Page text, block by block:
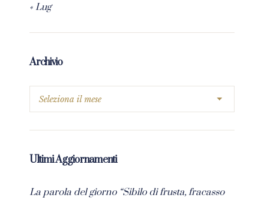
« Lug
Archivio
Ultimi Aggiornamenti
La parola del giorno “Sibilo di frusta, fracasso